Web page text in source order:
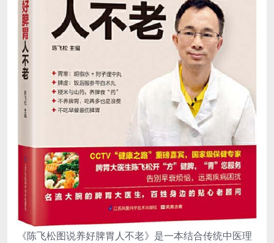
《陈飞松图说养好脾胃人不老》是一本结合传统中医理